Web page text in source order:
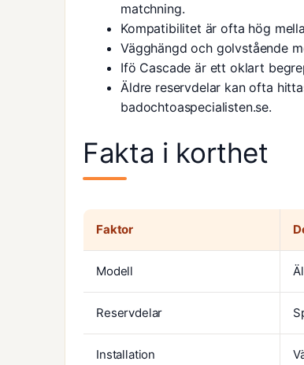
matchning.
Kompatibilitet är ofta hög
Vägghängd och golvstående
Ifö Cascade är ett oklart
Äldre reservdelar kan ofta
badochtoaspecialisten.se.
Fakta i korthet
Faktor
Modell
Reservdelar
Installation